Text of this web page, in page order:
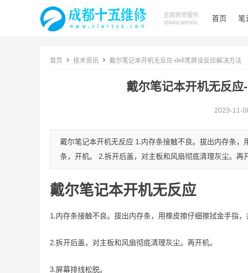
全国寄修服务
shiwu.weixiu
首页 笔
首页 技术资讯 戴尔笔记本开机无反应-dell黑屏没反应解决方法
戴尔笔记本开机无反
2023-11-
戴尔笔记本开机无反应 1.内存条接触不良。拔出内存条
条，开机。 2.拆开后盖，对主板和风扇彻底清理灰尘。再
戴尔笔记本开机无反应
1.内存条接触不良。拔出内存条，用橡皮擦仔细擦拭金手指
2.拆开后盖，对主板和风扇彻底清理灰尘。再开机。
3.屏幕排线松脱。